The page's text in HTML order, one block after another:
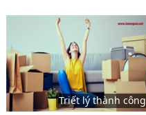
Triết lý thành công